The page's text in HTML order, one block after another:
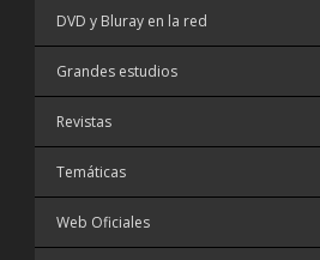
DVD y Bluray en la red
Grandes estudios
Revistas
Temáticas
Web Oficiales